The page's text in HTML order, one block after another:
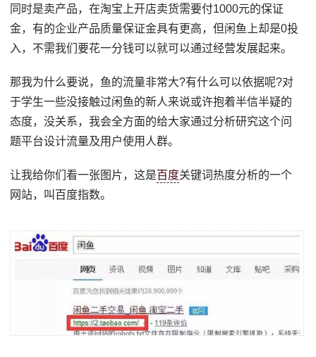
同时是卖产品，在淘宝上开店卖货需要付1000元的保证
金，有的企业产品质量保证金具有更高，但闲鱼上却是0投
入，不需我们要花一分钱可以就可以通过经营发展起来。
那我为什么要说，鱼的流量非常大?有什么可以依据呢?对
于学生一些没接触过闲鱼的新人来说或许抱着半信半疑的
态度，没关系，我会全方面的给大家通过分析研究这个问
题平台设计流量及用户使用人群。
让我给你们看一张图片，这是百度关键词热度分析的一个
网站，叫百度指数。